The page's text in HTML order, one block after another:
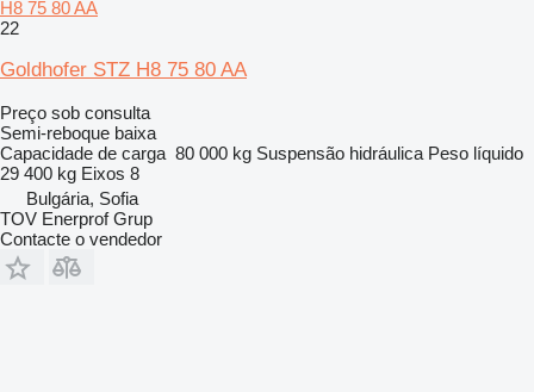
H8 75 80 AA
22
Goldhofer STZ H8 75 80 AA
Preço sob consulta
Semi-reboque baixa
Capacidade de carga 80 000 kg Suspensão hidráulica Peso líquido
29 400 kg Eixos 8
Bulgária, Sofia
TOV Enerprof Grup
Contacte o vendedor